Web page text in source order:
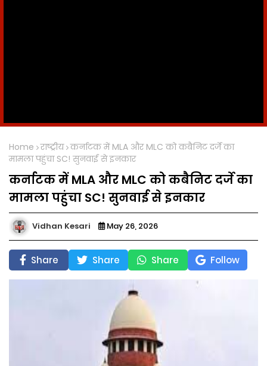
Home राष्ट्रीय कर्नाटक में MLA और MLC को कबैनिट दर्जे का
मामला पहुंचा SC! सुनवाई से इनकार
कर्नाटक में MLA और MLC को कबैनिट दर्जे का
मामला पहुंचा SC! सुनवाई से इनकार
Vidhan Kesari May 26, 2026
Share Share Share Follow